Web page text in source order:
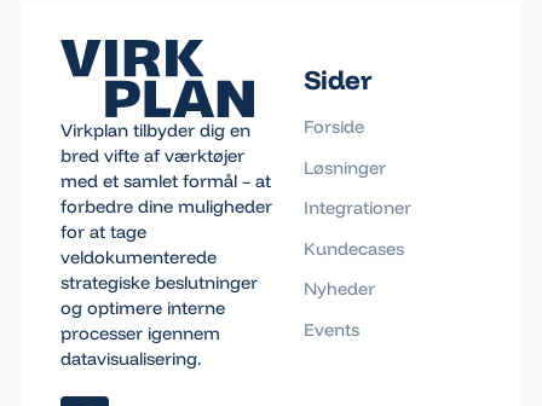
Virkplan tilbyder dig en
bred vifte af værktøjer
med et samlet formål – at
forbedre dine muligheder
for at tage
veldokumenterede
strategiske beslutninger
og optimere interne
processer igennem
datavisualisering.
Sider
Forside
Løsninger
Integrationer
Kundecases
Nyheder
Events